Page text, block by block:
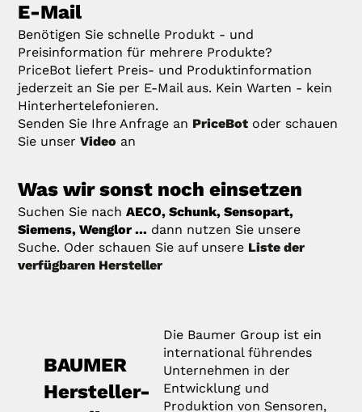
E-Mail
Benötigen Sie schnelle Produkt - und
Preisinformation für mehrere Produkte?
PriceBot liefert Preis- und Produktinformation
jederzeit an Sie per E-Mail aus. Kein Warten - kein
Hinterhertelefonieren.
Senden Sie Ihre Anfrage an PriceBot oder schauen
Sie unserVideo an
Was wir sonst noch einsetzen
Suchen Sie nachAECO, Schunk, Sensopart,
Siemens, Wenglor ... dann nutzen Sie unsere
Suche. Oder schauen Sie auf unsere Liste der
verfügbaren Hersteller
BAUMER
Hersteller-
Die Baumer Group ist ein
international führendes
Unternehmen in der
Entwicklung und
Produktion von Sensoren,